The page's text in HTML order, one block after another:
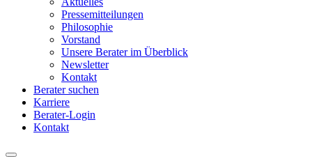
Pressemitteilungen
Philosophie
Vorstand
Unsere Berater im Überblick
Newsletter
Kontakt
Berater suchen
Karriere
Berater-Login
Kontakt